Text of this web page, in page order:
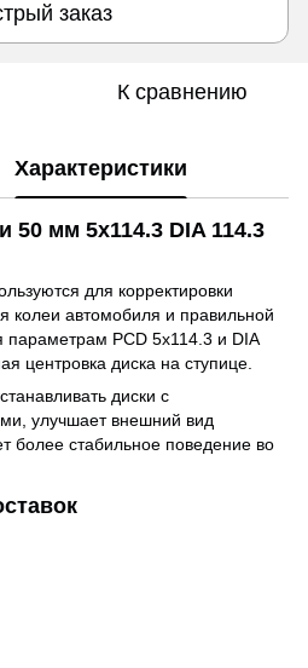
заказ
К сравнению
Характеристики
50 мм 5x114.3 DIA 114.3
для корректировки
колеи автомобиля и правильной
параметрам PCD 5x114.3 и DIA
центровка диска на ступице.
диски с
улучшает внешний вид
более стабильное поведение во